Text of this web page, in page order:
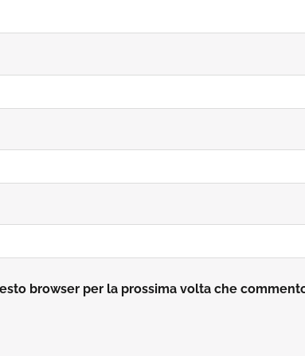
browser per la prossima volta che